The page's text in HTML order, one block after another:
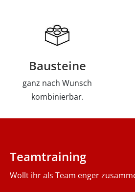
Bausteine
ganz nach Wunsch
kombinierbar.
Teamtraining
Wollt ihr als Team enger